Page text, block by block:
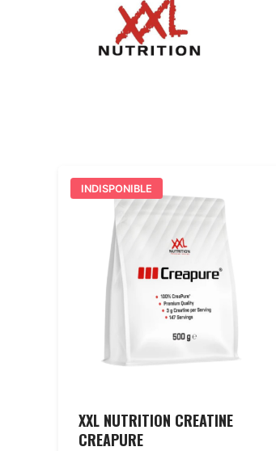
INDISPONIBLE
XXL NUTRITION CREATINE
CREAPURE